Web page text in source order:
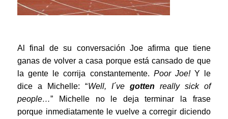
Al final de su conversación Joe afirma que tiene
ganas de volver a casa porque está cansado de que
la gente le corrija constantemente. Poor Joe!Y le
dice a Michelle: “Well, I´ve gotten really sick of
people…” Michelle no le deja terminar la frase
porque inmediatamente le vuelve a corregir diciendo